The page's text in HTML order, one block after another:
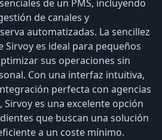
de un PMS, incluyendo
de canales y
automatizadas. La sencillez
es ideal para pequeños
sus operaciones sin
Con una interfaz intuitiva,
perfecta con agencias
Sirvoy es una excelente opción
que buscan una solución
a un coste mínimo.